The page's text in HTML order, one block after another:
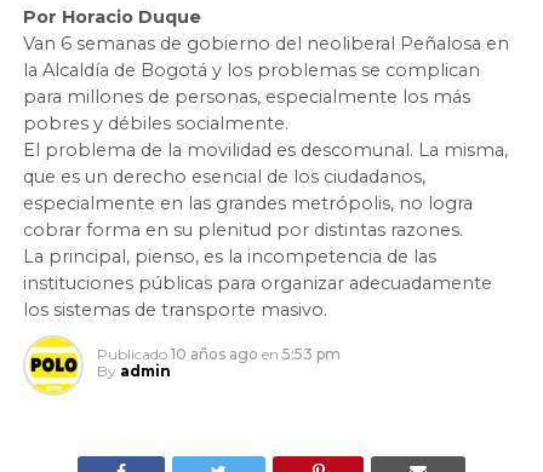
Por Horacio Duque
Van 6 semanas de gobierno del neoliberal Peñalosa en
la Alcaldía de Bogotá y los problemas se complican
para millones de personas, especialmente los más
pobres y débiles socialmente.
El problema de la movilidad es descomunal. La misma,
que es un derecho esencial de los ciudadanos,
especialmente en las grandes metrópolis, no logra
cobrar forma en su plenitud por distintas razones.
La principal, pienso, es la incompetencia de las
instituciones públicas para organizar adecuadamente
los sistemas de transporte masivo.
Publicado 10 años ago en 5:53 pm
By admin